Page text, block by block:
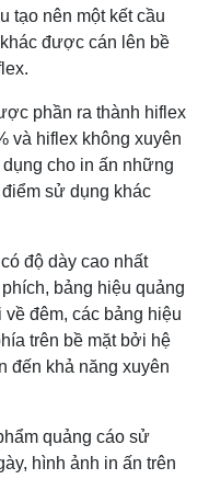
tạo nên một kết cầu
được cán lên bề
phần ra thành hiflex
và hiflex không xuyên
cho in ấn những
sử dụng khác
độ dày cao nhất
bảng hiệu quảng
đêm, các bảng hiệu
trên bề mặt bởi hệ
đến khả năng xuyên
quảng cáo sử
hình ảnh in ấn trên